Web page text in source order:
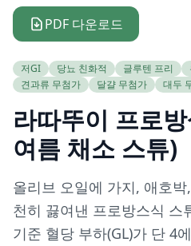
PDF 다운로드
저GI 당뇨 친화적 글루텐 프리
견과류 무첨가
달걀 무첨가 대두
라따뚜이 프로
여름 채소 스튜)
올리브 오일에 가지, 애호
천히 끓여낸 프로방스식 스
기준 혈당 부하(GL)가 단 4